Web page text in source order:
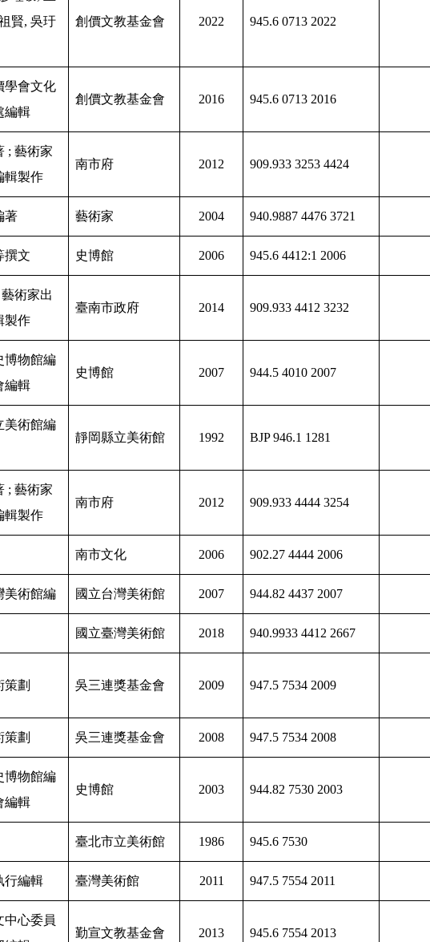
賢, 吳玗
創價文教基金會 2022 945.6 0713 2022
學會文化
編輯
創價文教基金會 2016 945.6 0713 2016
; 藝術家
輯製作
南市府 2012 909.933 3253 4424
著 藝術家 2004 940.9887 4476 3721
撰文 史博館 2006 945.6 4412:1 2006
術家出
製作
臺南市政府 2014 909.933 4412 3232
博物館編
編輯
史博館 2007 944.5 4010 2007
美術館編
靜岡縣立美術館 1992 BJP 946.1 1281
; 藝術家
輯製作
南市府 2012 909.933 4444 3254
南市文化 2006 902.27 4444 2006
美術館編 國立台灣美術館 2007 944.82 4437 2007
國立臺灣美術館 2018 940.9933 4412 2667
策劃 吳三連獎基金會 2009 947.5 7534 2009
策劃 吳三連獎基金會 2008 947.5 7534 2008
博物館編
編輯
史博館 2003 944.82 7530 2003
臺北市立美術館 1986 945.6 7530
行編輯 臺灣美術館 2011 947.5 7554 2011
中心委員
勤宣文教基金會 2013 945.6 7554 2013